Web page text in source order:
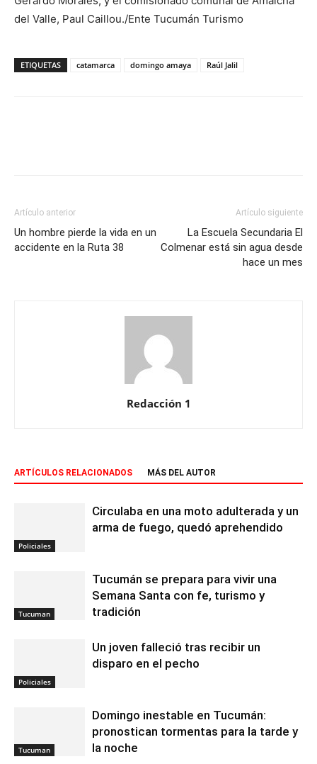
del Valle, Paul Caillou./Ente Tucumán Turismo
ETIQUETAS catamarca domingo amaya Raúl Jalil
Artículo anterior
Un hombre pierde la vida en un
accidente en la Ruta 38
Artículo siguiente
La Escuela Secundaria El
Colmenar está sin agua desde
hace un mes
Redacción 1
ARTÍCULOS RELACIONADOS MÁS DEL AUTOR
Policiales
Circulaba en una moto adulterada y un
arma de fuego, quedó aprehendido
Tucuman
Tucumán se prepara para vivir una
Semana Santa con fe, turismo y
tradición
Policiales
Un joven falleció tras recibir un
disparo en el pecho
Tucuman
Domingo inestable en Tucumán:
pronostican tormentas para la tarde y
la noche